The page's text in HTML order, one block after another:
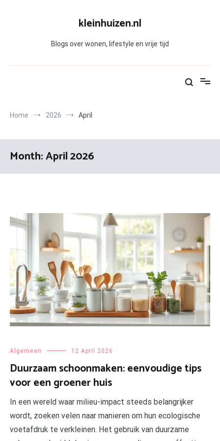
kleinhuizen.nl
Blogs over wonen, lifestyle en vrije tijd
Home 2026 April
Month:April 2026
Algemeen 12 April 2026
Duurzaam schoonmaken: eenvoudige tips
voor een groener huis
In een wereld waar milieu-impact steeds belangrijker
wordt, zoeken velen naar manieren om hun ecologische
voetafdruk te verkleinen. Het gebruik van duurzame